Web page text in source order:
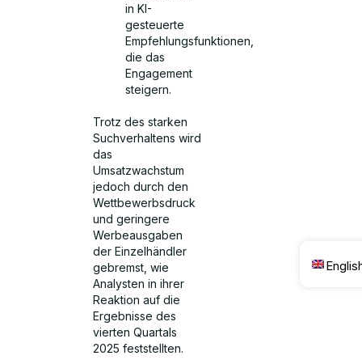
in KI-
gesteuerte
Empfehlungsfunktionen,
die das
Engagement
steigern.
Trotz des starken
Suchverhaltens wird
das
Umsatzwachstum
jedoch durch den
Wettbewerbsdruck
und geringere
Werbeausgaben
der Einzelhändler
gebremst, wie
Analysten in ihrer
Reaktion auf die
Ergebnisse des
vierten Quartals
2025 feststellten.